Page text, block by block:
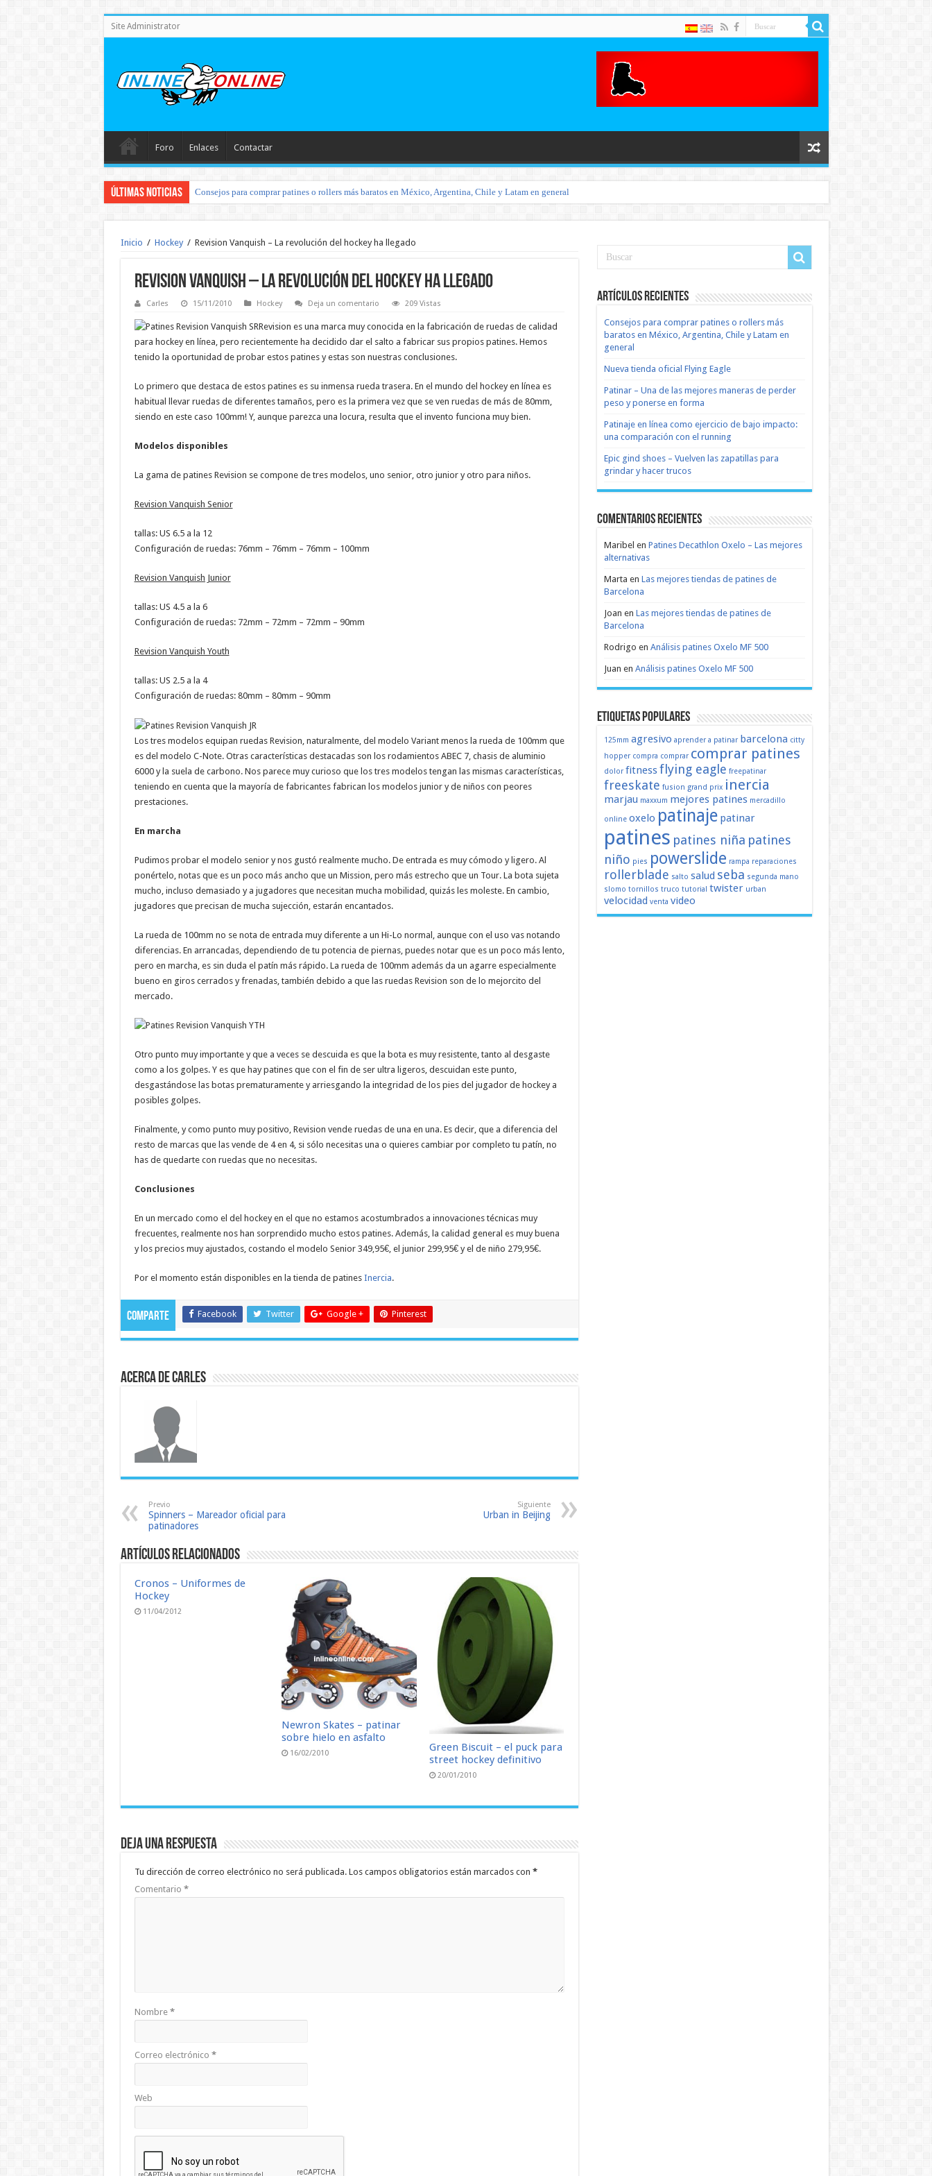
Site Administrator
Foro Enlaces Contactar
Últimas noticias Consejos para comprar patines o rollers más baratos en México, Argentina, Chile y Latam en general
Inicio / Hockey / Revision Vanquish – La revolución del hockey ha llegado
Revision Vanquish – La revolución del hockey ha llegado
Carles 15/11/2010 Hockey Deja un comentario 209 Vistas
Revision es una marca muy conocida en la fabricación de ruedas de calidad
para hockey en línea, pero recientemente ha decidido dar el salto a fabricar sus propios patines. Hemos
tenido la oportunidad de probar estos patines y estas son nuestras conclusiones.
Lo primero que destaca de estos patines es su inmensa rueda trasera. En el mundo del hockey en línea es
habitual llevar ruedas de diferentes tamaños, pero es la primera vez que se ven ruedas de más de 80mm,
siendo en este caso 100mm! Y, aunque parezca una locura, resulta que el invento funciona muy bien.
Modelos disponibles
La gama de patines Revision se compone de tres modelos, uno senior, otro junior y otro para niños.
Revision Vanquish Senior
tallas: US 6.5 a la 12
Configuración de ruedas: 76mm – 76mm – 76mm – 100mm
Revision Vanquish Junior
tallas: US 4.5 a la 6
Configuración de ruedas: 72mm – 72mm – 72mm – 90mm
Revision Vanquish Youth
tallas: US 2.5 a la 4
Configuración de ruedas: 80mm – 80mm – 90mm
Los tres modelos equipan ruedas Revision, naturalmente, del modelo Variant menos la rueda de 100mm que
es del modelo C-Note. Otras características destacadas son los rodamientos ABEC 7, chasis de aluminio
6000 y la suela de carbono. Nos parece muy curioso que los tres modelos tengan las mismas características,
teniendo en cuenta que la mayoría de fabricantes fabrican los modelos junior y de niños con peores
prestaciones.
En marcha
Pudimos probar el modelo senior y nos gustó realmente mucho. De entrada es muy cómodo y ligero. Al
ponértelo, notas que es un poco más ancho que un Mission, pero más estrecho que un Tour. La bota sujeta
mucho, incluso demasiado y a jugadores que necesitan mucha mobilidad, quizás les moleste. En cambio,
jugadores que precisan de mucha sujección, estarán encantados.
La rueda de 100mm no se nota de entrada muy diferente a un Hi-Lo normal, aunque con el uso vas notando
diferencias. En arrancadas, dependiendo de tu potencia de piernas, puedes notar que es un poco más lento,
pero en marcha, es sin duda el patín más rápido. La rueda de 100mm además da un agarre especialmente
bueno en giros cerrados y frenadas, también debido a que las ruedas Revision son de lo mejorcito del
mercado.
Otro punto muy importante y que a veces se descuida es que la bota es muy resistente, tanto al desgaste
como a los golpes. Y es que hay patines que con el fin de ser ultra ligeros, descuidan este punto,
desgastándose las botas prematuramente y arriesgando la integridad de los pies del jugador de hockey a
posibles golpes.
Finalmente, y como punto muy positivo, Revision vende ruedas de una en una. Es decir, que a diferencia del
resto de marcas que las vende de 4 en 4, si sólo necesitas una o quieres cambiar por completo tu patín, no
has de quedarte con ruedas que no necesitas.
Conclusiones
En un mercado como el del hockey en el que no estamos acostumbrados a innovaciones técnicas muy
frecuentes, realmente nos han sorprendido mucho estos patines. Además, la calidad general es muy buena
y los precios muy ajustados, costando el modelo Senior 349,95€, el junior 299,95€ y el de niño 279,95€.
Por el momento están disponibles en la tienda de patines Inercia.
Comparte Facebook Twitter Google + Pinterest
Acerca de Carles
Previo
Spinners – Mareador oficial para
patinadores
Siguiente
Urban in Beijing
Artículos relacionados
Cronos – Uniformes de
Hockey
11/04/2012
Newron Skates – patinar
sobre hielo en asfalto
16/02/2010
Green Biscuit – el puck para
street hockey definitivo
20/01/2010
Deja una respuesta
Tu dirección de correo electrónico no será publicada. Los campos obligatorios están marcados con *
Comentario *
Nombre *
Correo electrónico *
Web
Artículos recientes
Consejos para comprar patines o rollers más
baratos en México, Argentina, Chile y Latam en
general
Nueva tienda oficial Flying Eagle
Patinar – Una de las mejores maneras de perder
peso y ponerse en forma
Patinaje en línea como ejercicio de bajo impacto:
una comparación con el running
Epic gind shoes – Vuelven las zapatillas para
grindar y hacer trucos
Comentarios recientes
Maribel en Patines Decathlon Oxelo – Las mejores
alternativas
Marta en Las mejores tiendas de patines de
Barcelona
Joan en Las mejores tiendas de patines de
Barcelona
Rodrigo en Análisis patines Oxelo MF 500
Juan en Análisis patines Oxelo MF 500
Etiquetas populares
125mm agresivo aprender a patinar barcelona citty
hopper compra comprar comprar patines
dolor fitnessflying eagle freepatinar
freeskate fusion grand prix inercia
marjau maxxum mejores patines mercadillo
online oxelo patinaje patinar
patines patines niña patines
niño pies powerslide rampa reparaciones
rollerblade salto salud seba segunda mano
slomo tornillos truco tutorial twister urban
velocidad venta video